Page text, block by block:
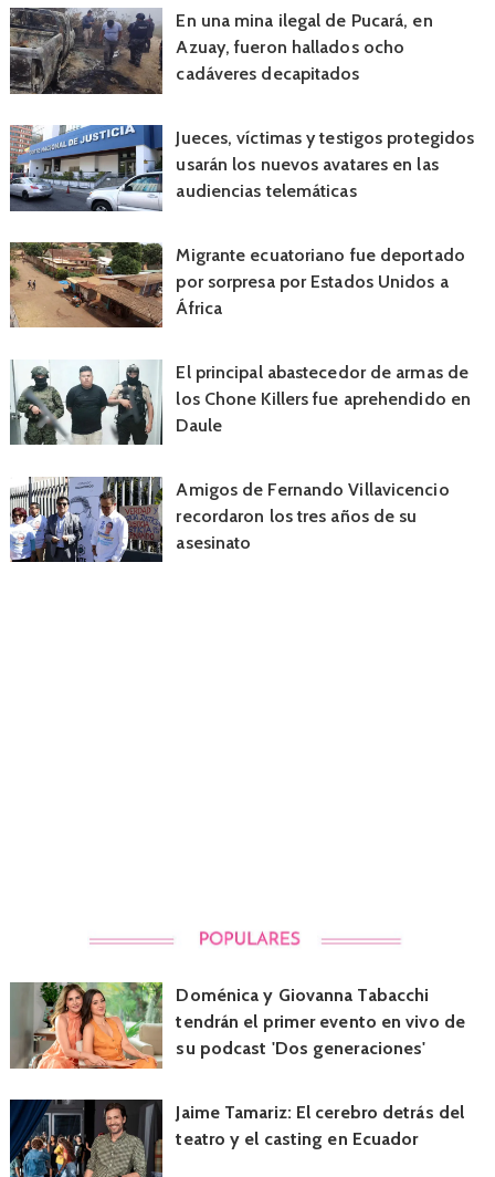
En una mina ilegal de Pucará, en
Azuay, fueron hallados ocho
cadáveres decapitados
Jueces, víctimas y testigos protegidos
usarán los nuevos avatares en las
audiencias telemáticas
Migrante ecuatoriano fue deportado
por sorpresa por Estados Unidos a
África
El principal abastecedor de armas de
los Chone Killers fue aprehendido en
Daule
Amigos de Fernando Villavicencio
recordaron los tres años de su
asesinato
Doménica y Giovanna Tabacchi
tendrán el primer evento en vivo de
su podcast 'Dos generaciones'
Jaime Tamariz: El cerebro detrás del
teatro y el casting en Ecuador